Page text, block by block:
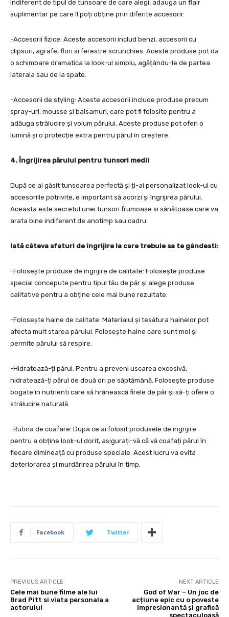
Indiferent de tipul de tunsoare de care alegi, adauga un flair
suplimentar pe care îl poți obține prin diferite accesorii:
-Accesorii fizice: Aceste accesorii includ benzi, accesorii cu
clipsuri, agrafe, flori si ferestre scrunchies. Aceste produse pot da
o schimbare dramatica la look-ul simplu, agățându-le de partea
laterala sau de la spate.
-Accesorii de styling: Aceste accesorii include produse precum
spray-uri, mousse și balsamuri, care pot fi folosite pentru a
adăuga strălucire și volum părului. Aceste produse pot oferi o
lumină și o protecție extra pentru părul în creștere.
4. Îngrijirea părului pentru tunsori medii
După ce ai găsit tunsoarea perfectă și ți-ai personalizat look-ul cu
accesoriile potrivite, e important să acorzi și îngrijirea părului.
Aceasta este secretul unei tunsori frumoase si sănătoase care va
arata bine indiferent de anotimp sau cadru.
Iată câteva sfaturi de îngrijire la care trebuie sa te gândesti:
-Folosește produse de îngrijire de calitate: Folosește produse
special concepute pentru tipul tău de păr și alege produse
calitative pentru a obține cele mai bune rezultate.
-Folosește haine de calitate: Materialul și tesătura hainelor pot
afecta mult starea părului. Folosește haine care sunt moi și
permite părului să respire.
-Hidratează-ți părul: Pentru a preveni uscarea excesivă,
hidratează-ți părul de două ori pe săptămână. Folosește produse
bogate în nutrienti care să hrănească firele de păr și să-ți ofere o
strălucire naturală.
-Rutina de coafare: Dupa ce ai folosit produsele de îngrijire
pentru a obține look-ul dorit, asigurați-vă că vă coafați părul în
fiecare dimineață cu produse speciale. Acest lucru va evita
deteriorarea și murdărirea părului în timp.
Facebook Twitter
PREVIOUS ARTICLE
Cele mai bune filme ale lui
Brad Pitt si viata personala a
actorului
NEXT ARTICLE
God of War – Un joc de
acțiune epic cu o poveste
impresionantă și grafică
spectaculoasă